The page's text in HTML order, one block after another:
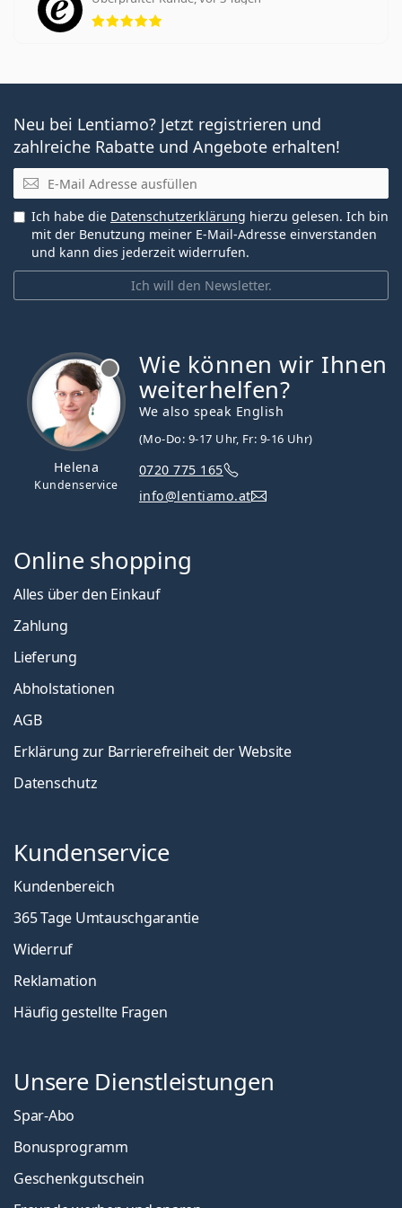
Bewertung 5 aus 5
Neu bei Lentiamo? Jetzt registrieren und
zahlreiche Rabatte und Angebote erhalten!
E-Mail
Ich will den Newsletter.
Ich habe die Datenschutzerklärung hierzu gelesen. Ich bin
mit der Benutzung meiner E-Mail-Adresse einverstanden
und kann dies jederzeit widerrufen.
Helena
Kundenservice
Wie können wir Ihnen
weiterhelfen?
We also speak English
(Mo-Do: 9-17 Uhr, Fr: 9-16 Uhr)
0720 775 165
info@lentiamo.at
Online shopping
Alles über den Einkauf
Zahlung
Lieferung
Abholstationen
AGB
Erklärung zur Barrierefreiheit der Website
Datenschutz
Kundenservice
Kundenbereich
365 Tage Umtauschgarantie
Widerruf
Reklamation
Häufig gestellte Fragen
Unsere Dienstleistungen
Spar-Abo
Bonusprogramm
Geschenkgutschein